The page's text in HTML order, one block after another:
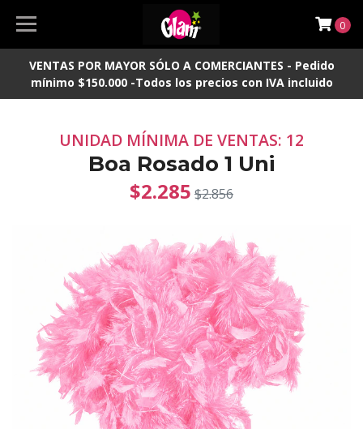
VENTAS POR MAYOR SÓLO A COMERCIANTES - Pedido
mínimo $150.000 -Todos los precios con IVA incluido
0
UNIDAD MÍNIMA DE VENTAS: 12
Boa Rosado 1 Uni
$2.285 $2.856